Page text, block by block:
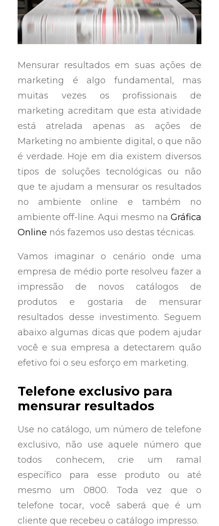
Mensurar resultados em suas ações de
marketing é algo fundamental, mas
muitas vezes os profissionais de
marketing acreditam que esta atividade
está atrelada apenas as ações de
Marketing no ambiente digital, o que não
é verdade. Hoje em dia existem diversos
tipos de soluções tecnológicas ou não
que te ajudam a mensurar os resultados
no ambiente online e também no
ambiente off-line. Aqui mesmo na Gráfica
Online nós fazemos uso destas técnicas.
Vamos imaginar o cenário onde uma
empresa de médio porte resolveu fazer a
impressão de novos catálogos de
produtos e gostaria de mensurar
resultados desse investimento. Seguem
abaixo algumas dicas que podem ajudar
você e sua empresa a detectarem quão
efetivo foi o seu esforço em marketing.
Telefone exclusivo para
mensurar resultados
Use no catálogo, um número de telefone
exclusivo, não use aquele número que
todos conhecem, crie um ramal
específico para esse produto ou até
mesmo um 0800. Toda vez que o
telefone tocar, você saberá que é um
cliente que recebeu o catálogo impresso.